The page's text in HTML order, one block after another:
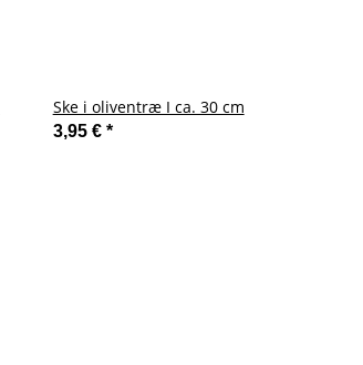
Ske i oliventræ I ca. 30 cm
3,95 € *